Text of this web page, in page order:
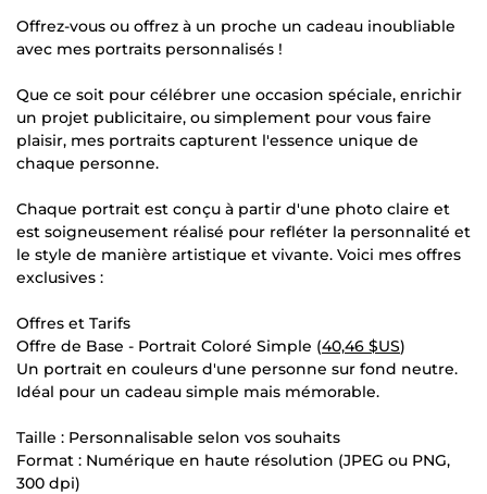
Offrez-vous ou offrez à un proche un cadeau inoubliable
avec mes portraits personnalisés !
Que ce soit pour célébrer une occasion spéciale, enrichir
un projet publicitaire, ou simplement pour vous faire
plaisir, mes portraits capturent l'essence unique de
chaque personne.
Chaque portrait est conçu à partir d'une photo claire et
est soigneusement réalisé pour refléter la personnalité et
le style de manière artistique et vivante. Voici mes offres
exclusives :
Offres et Tarifs
Offre de Base - Portrait Coloré Simple (40,46 $US)
Un portrait en couleurs d'une personne sur fond neutre.
Idéal pour un cadeau simple mais mémorable.
Taille : Personnalisable selon vos souhaits
Format : Numérique en haute résolution (JPEG ou PNG,
300 dpi)